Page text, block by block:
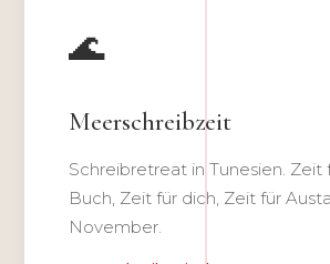
🌊
Meerschreibzeit
Schreibretreat in Tunesien. Zeit
Buch, Zeit für dich, Zeit für
November.